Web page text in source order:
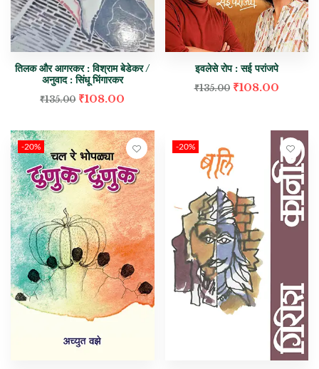
तिलक और आगरकर : विश्राम बेडेकर /
अनुवाद : सिंधू भिंगारकर
₹135.00 ₹108.00
इवलेसे रोप : सई परांजपे
₹135.00 ₹108.00
-20% -20%